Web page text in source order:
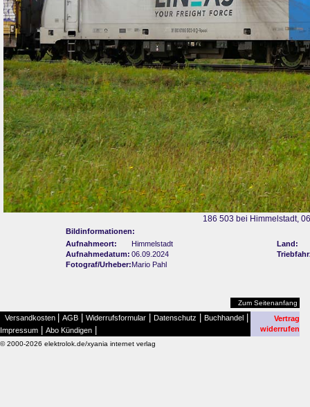
186 503 bei Himmelstadt,
Bildinformationen:
Aufnahmeort:
Himmelstadt
Land:
Aufnahmedatum: 06.09.2024
Fotograf/Urheber:Mario Pahl
Zum Seitenanfang
Versandkosten AGB Widerrufsformular Datenschutz Buchhandel
Impressum Abo Kündigen
Vertrag
widerrufen
© 2000-2026 elektrolok.de/xyania internet verlag